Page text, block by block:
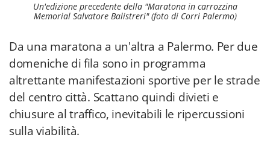
Un'edizione precedente della "Maratona in carrozzina
Memorial Salvatore Balistreri" (foto di Corri Palermo)
Da una maratona a un'altra a Palermo. Per due
domeniche di fila sono in programma
altrettante manifestazioni sportive per le strade
del centro città. Scattano quindi divieti e
chiusure al traffico, inevitabili le ripercussioni
sulla viabilità.